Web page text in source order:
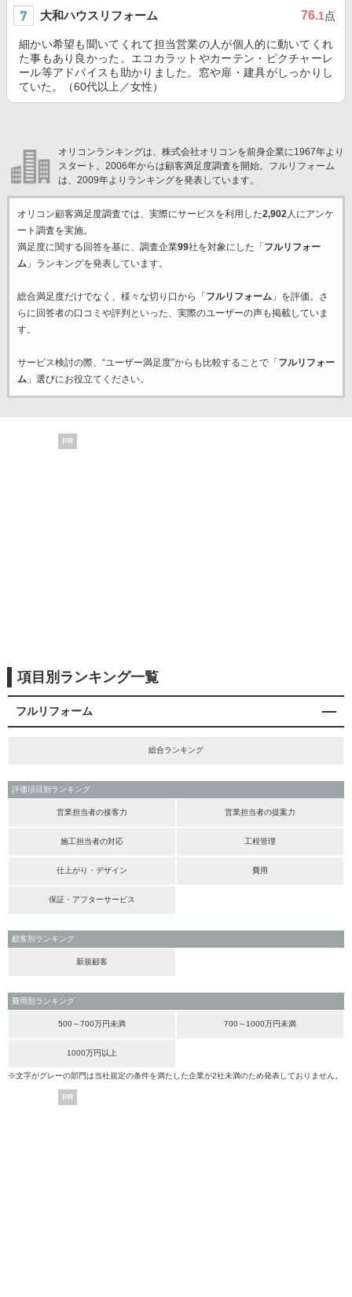
大和ハウスリフォーム 76.1点
細かい希望も聞いてくれて担当営業の人が個人的に動いてくれ
た事もあり良かった。エコカラットやカーテン・ピクチャーレ
ール等アドバイスも助かりました。窓や扉・建具がしっかりし
ていた。（60代以上／女性）
オリコンランキングは、株式会社オリコンを前身企業に1967年より
スタート。2006年からは顧客満足度調査を開始。フルリフォーム
は、2009年よりランキングを発表しています。
オリコン顧客満足度調査では、実際にサービスを利用した2,902人にアンケ
ート調査を実施。
満足度に関する回答を基に、調査企業99社を対象にした「 フルリフォー
ム」ランキングを発表しています。
総合満足度だけでなく、様々な切り口から「 フルリフォーム」を評価。さ
らに回答者の口コミや評判といった、実際のユーザーの声も掲載していま
す。
サービス検討の際、“ユーザー満足度”からも比較することで「 フルリフォー
ム」選びにお役立てください。
PR
項目別ランキング一覧
フルリフォーム
総合ランキング
評価項目別ランキング
営業担当者の接客力 営業担当者の提案力
施工担当者の対応 工程管理
仕上がり・デザイン 費用
保証・アフターサービス
顧客別ランキング
新規顧客
費用別ランキング
500～700万円未満 700～1000万円未満
1000万円以上
※文字がグレーの部門は当社規定の条件を満たした企業が2社未満のため発表しておりません。
PR